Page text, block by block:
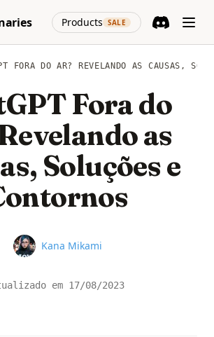
Products SALE
(opens in a
FORA DO AR? REVELANDO AS CAUSAS,
Fora do
as
Soluções e
Name
Kana Mikami
em 17/08/2023